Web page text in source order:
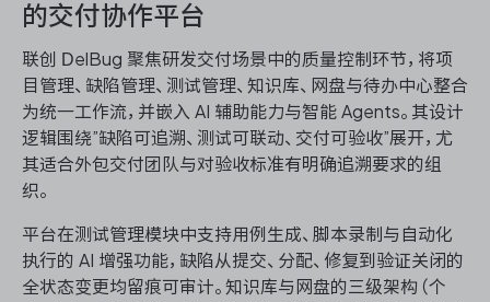
的交付协作平台
联创 DelBug 聚焦研发交付场景中的质量控制环节，将项
目管理、缺陷管理、测试管理、知识库、网盘与待办中心整合
为统一工作流，并嵌入 AI 辅助能力与智能 Agents。其设计
逻辑围绕”缺陷可追溯、测试可联动、交付可验收”展开，尤
其适合外包交付团队与对验收标准有明确追溯要求的组
织。
平台在测试管理模块中支持用例生成、脚本录制与自动化
执行的 AI 增强功能，缺陷从提交、分配、修复到验证关闭的
全状态变更均留痕可审计。知识库与网盘的三级架构（个